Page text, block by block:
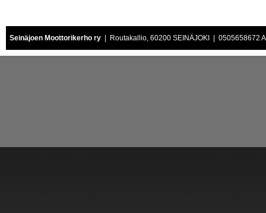
Seinäjoen Moottorikerho ry | Routakallio, 60200 SEINÄJOKI | 0505658672